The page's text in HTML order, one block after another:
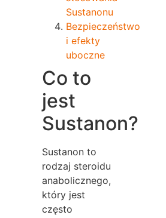
Sustanonu
Bezpieczeństwo
i efekty
uboczne
Co to
jest
Sustanon?
Sustanon to
rodzaj steroidu
anabolicznego,
który jest
często